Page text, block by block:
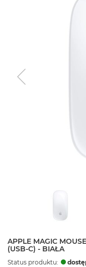
APPLE MAGIC
(USB-C) - BIAŁA
Status produktu: